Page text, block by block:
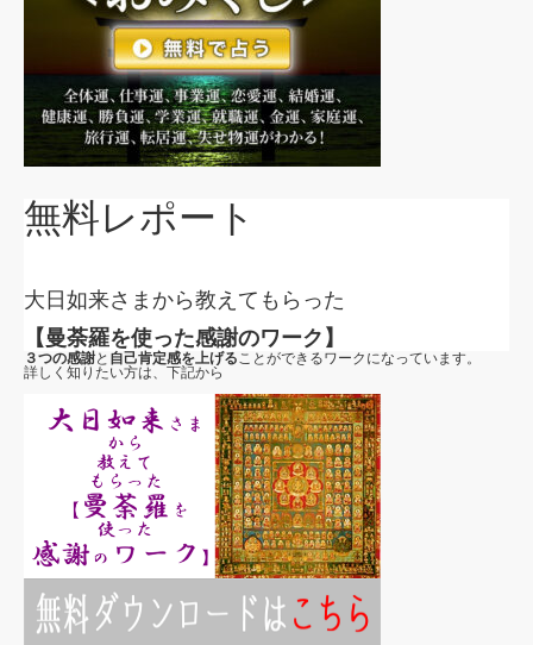
無料レポート
大日如来さまから教えてもらった
【曼荼羅を使った感謝のワーク】
３つの感謝と 自己肯定感を上げることができるワークになっています。
詳しく知りたい方は、下記から